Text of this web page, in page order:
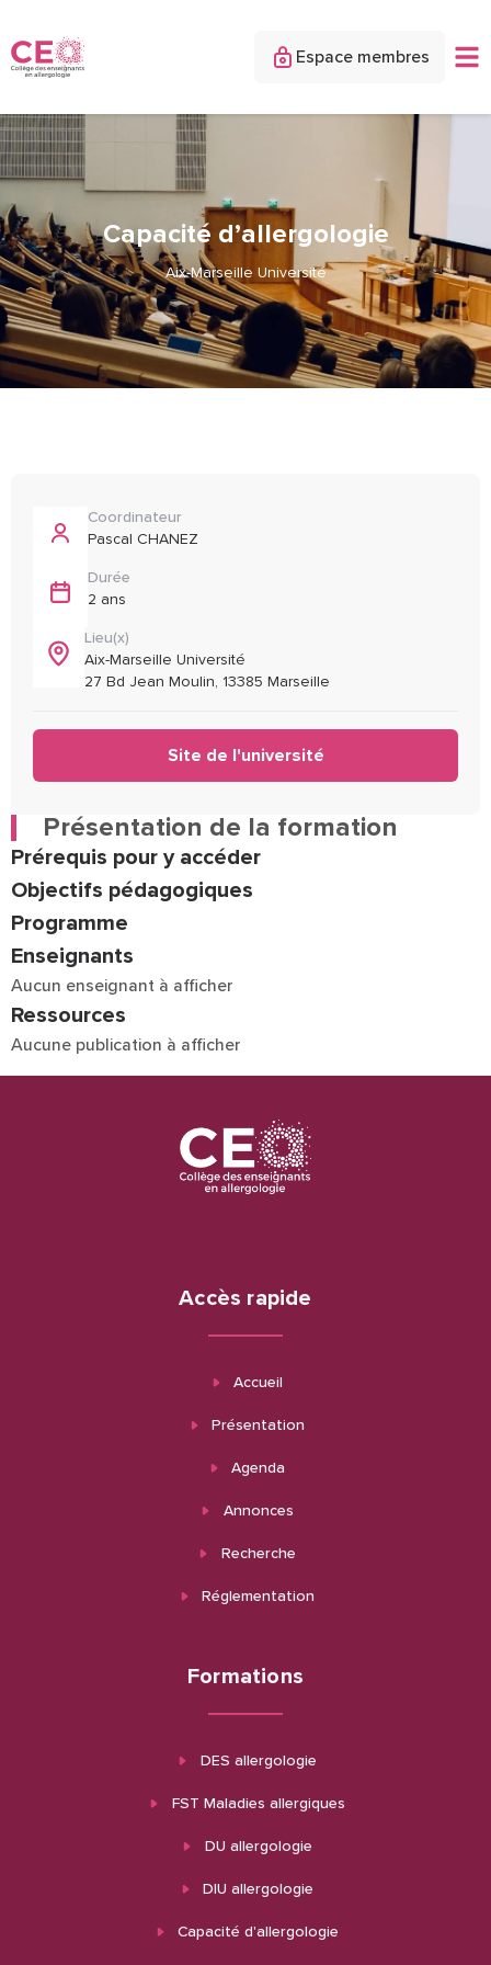
Espace membres
Capacité d’allergologie
Aix-Marseille Université
Présentation de la formation
Prérequis pour y accéder
Objectifs pédagogiques
Programme
Enseignants
Aucun enseignant à afficher
Ressources
Aucune publication à afficher
Coordinateur
Pascal CHANEZ
Durée
2 ans
Lieu(x)
Aix-Marseille Université
27 Bd Jean Moulin, 13385 Marseille
Site de l'université
Accès rapide
Accueil
Présentation
Agenda
Annonces
Recherche
Réglementation
Formations
DES allergologie
FST Maladies allergiques
DU allergologie
DIU allergologie
Capacité d'allergologie